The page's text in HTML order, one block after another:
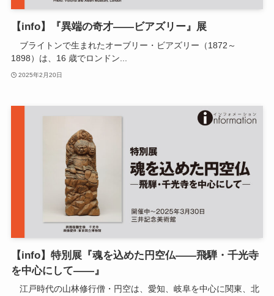
【info】『異端の奇才――ビアズリー』展
ブライトンで生まれたオーブリー・ビアズリー（1872～
1898）は、16 歳でロンドン...
2025年2月20日
【info】特別展『魂を込めた円空仏――飛騨・千光寺
を中心にして――』
江戸時代の山林修行僧・円空は、愛知、岐阜を中心に関東、北